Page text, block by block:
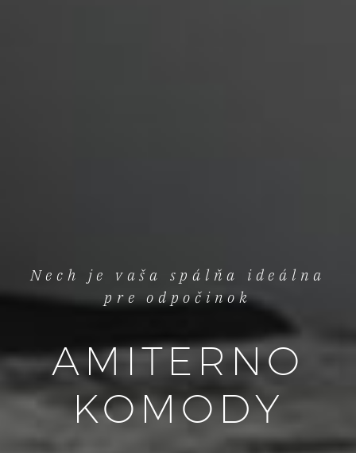
Nech je vaša spálňa ideálna
pre odpočinok
AMITERNO
KOMODY